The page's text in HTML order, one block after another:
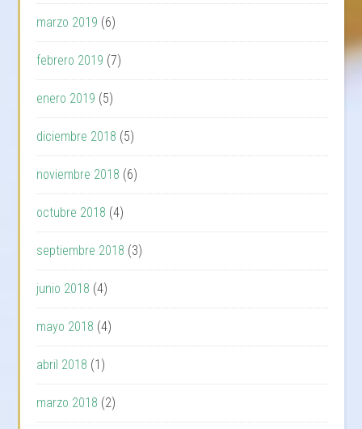
marzo 2019 (6)
febrero 2019 (7)
enero 2019 (5)
diciembre 2018 (5)
noviembre 2018 (6)
octubre 2018 (4)
septiembre 2018 (3)
junio 2018 (4)
mayo 2018 (4)
abril 2018 (1)
marzo 2018 (2)